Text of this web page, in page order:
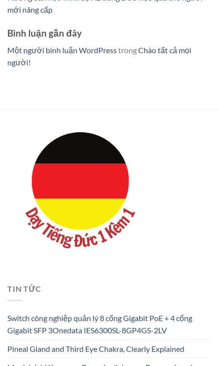
mới nâng cấp
Bình luận gần đây
Một người bình luận WordPresstrongChào tất cả mọi
người!
TIN TỨC
Switch công nghiệp quản lý 8 cổng Gigabit PoE + 4 cổng
Gigabit SFP 3Onedata IES6300SL-8GP4GS-2LV
Pineal Gland and Third Eye Chakra, Clearly Explained